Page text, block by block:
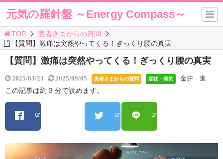
元気の羅針盤 ～Energy Compass～
TOP
患者さまからの質問
【質問】激痛は突然やってくる！ぎっくり腰の真実
【質問】激痛は突然やってくる！ぎっくり腰の真実
2025/03/23 2025/09/05 患者さまからの質問 症状・病気 金井 進
この記事は約 3 分で読めます。